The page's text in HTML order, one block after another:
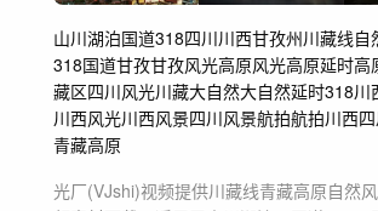
山川湖泊国道318四川川西甘孜州川藏线自
318国道甘孜甘孜风光高原风光高原延时高
藏区四川风光川藏大自然大自然延时318川
川西风光川西风景四川风景航拍航拍川西
青藏高原
光厂(VJshi)视频提供川藏线青藏高原自然